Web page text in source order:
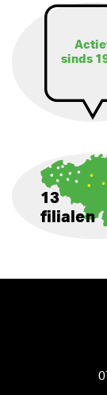
sinds
13
filialen